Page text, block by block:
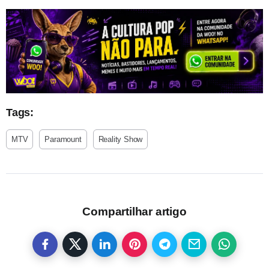
Tags:
MTV Paramount Reality Show
Compartilhar artigo